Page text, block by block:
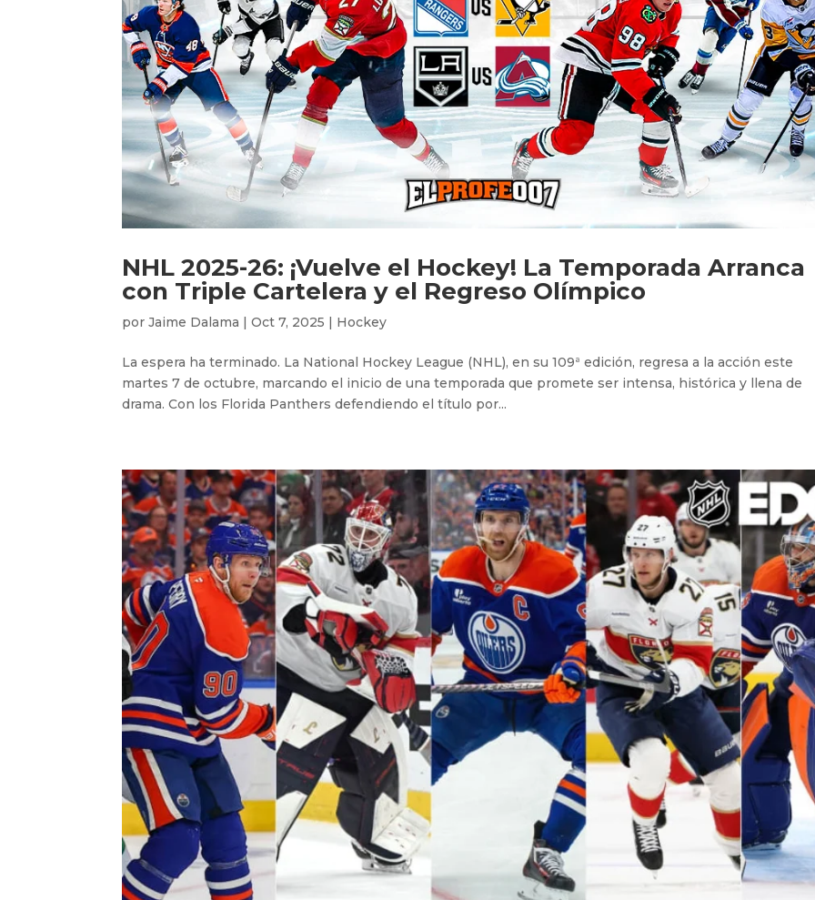
NHL 2025-26: ¡Vuelve el Hockey! La Temporada Arranca
con Triple Cartelera y el Regreso Olímpico
porJaime Dalama |Oct 7, 2025 | Hockey
La espera ha terminado. La National Hockey League (NHL), en su 109ª edición, regresa a la acción este
martes 7 de octubre, marcando el inicio de una temporada que promete ser intensa, histórica y llena de
drama. Con los Florida Panthers defendiendo el título por...